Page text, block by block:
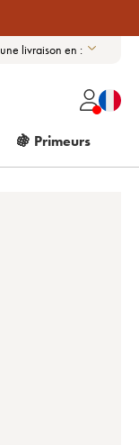
livraison en :
🍇 Primeurs